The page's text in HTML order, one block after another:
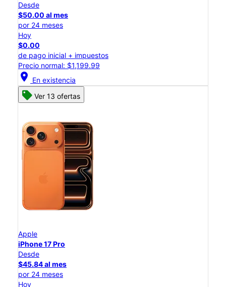
Desde
$50.00 al mes
por 24 meses
Hoy
$0.00
de pago inicial + impuestos
Precio normal: $1,199.99
location_on En existencia
Ver 13 ofertas
Apple
iPhone 17 Pro
Desde
$45.84 al mes
por 24 meses
Hoy